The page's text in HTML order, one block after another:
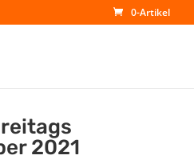
0-Artikel
2021